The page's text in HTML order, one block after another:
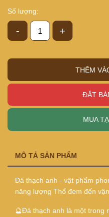
Số lượng:
- +
THÊM
ĐẶT
MUA
MÔ TẢ SẢN PHẨM
Đá thạch anh - vật phẩm
năng lượng Thổ đem đến
🔮Đá thạch anh là một trong